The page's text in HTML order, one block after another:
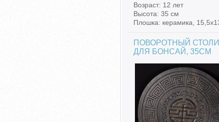
Возраст: 12 лет
Высота: 35 см
Плошка: керамика,
ПОВОРОТНЫЙ
ДЛЯ БОНСАЙ, 35СМ